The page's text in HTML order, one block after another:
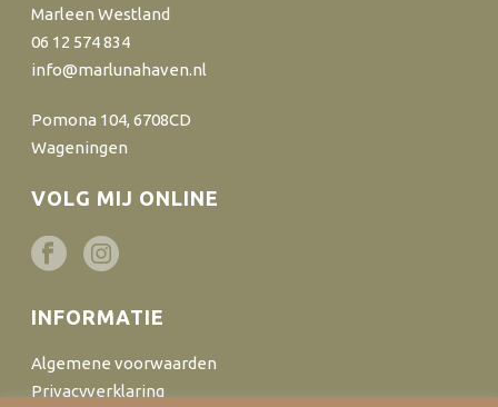
Marleen Westland
06 12 574 834
info@marlunahaven.nl
Pomona 104, 6708CD
Wageningen
VOLG MIJ ONLINE
INFORMATIE
Algemene voorwaarden
Privacyverklaring